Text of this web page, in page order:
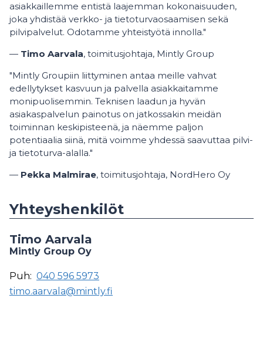
asiakkaillemme entistä laajemman kokonaisuuden,
joka yhdistää verkko- ja tietoturvaosaamisen sekä
pilvipalvelut. Odotamme yhteistyötä innolla."
— Timo Aarvala, toimitusjohtaja, Mintly Group
"Mintly Groupiin liittyminen antaa meille vahvat
edellytykset kasvuun ja palvella asiakkaitamme
monipuolisemmin. Teknisen laadun ja hyvän
asiakaspalvelun painotus on jatkossakin meidän
toiminnan keskipisteenä, ja näemme paljon
potentiaalia siinä, mitä voimme yhdessä saavuttaa pilvi-
ja tietoturva-alalla."
— Pekka Malmirae, toimitusjohtaja, NordHero Oy
Yhteyshenkilöt
Timo Aarvala
Mintly Group Oy
Puh: 040 596 5973
timo.aarvala@mintly.fi